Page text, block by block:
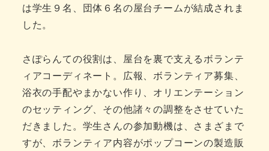
は学生９名、団体６名の屋台チームが結成されま
した。
さぽらんての役割は、屋台を裏で支えるボランテ
ィアコーディネート。広報、ボランティア募集、
浴衣の手配やまかない作り、オリエンテーション
のセッティング、その他諸々の調整をさせていた
だきました。学生さんの参加動機は、さまざまで
すが、ボランティア内容がポップコーンの製造販